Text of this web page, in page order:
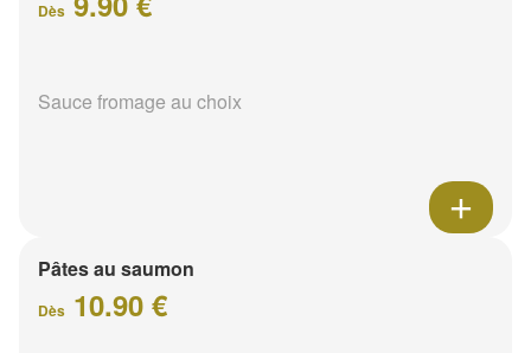
Dès
Sauce fromage au choix
Pâtes au saumon
Dès 10.90 €